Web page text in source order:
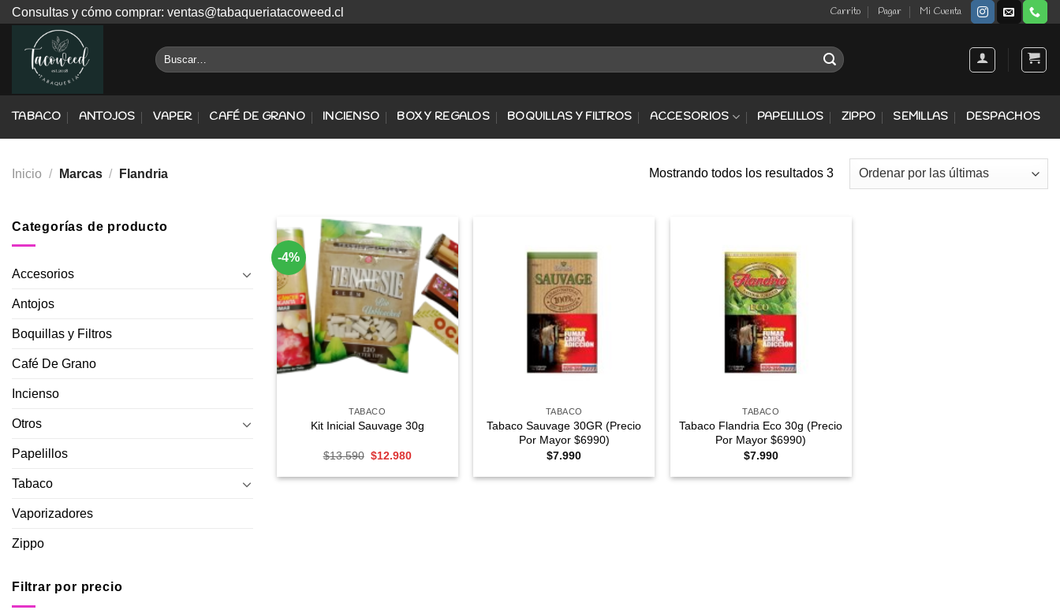
Skip
content
Consultas y cómo comprar: ventas@tabaqueriatacoweed.cl Carrito Pagar Mi Cuenta
Buscar
por:
TABACO ANTOJOS VAPER CAFÉ DE GRANO INCIENSO BOX Y REGALOS BOQUILLAS Y FILTROS ACCESORIOS PAPELILLOS ZIPPO SEMILLAS DESPACHOS
Inicio / Marcas / Flandria Mostrando todos los resultados 3
Categorías de producto
Accesorios
Antojos
Boquillas y Filtros
Café De Grano
Incienso
Otros
Papelillos
Tabaco
Vaporizadores
Zippo
Filtrar por precio
-4%
Agregar
a
Favoritos
TABACO
Kit Inicial Sauvage 30g
$13.590 El
original
$12.980El
actual
TABACO
Tabaco Sauvage 30GR (Precio
Por Mayor $6990)
$7.990
TABACO
Tabaco Flandria Eco 30g (Precio
Por Mayor $6990)
$7.990